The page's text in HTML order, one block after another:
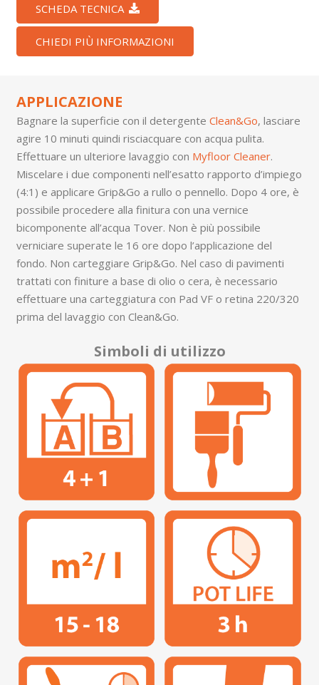
SCHEDA TECNICA
CHIEDI PIÙ INFORMAZIONI
APPLICAZIONE
Bagnare la superficie con il detergente Clean&Go, lasciare
agire 10 minuti quindi risciacquare con acqua pulita.
Effettuare un ulteriore lavaggio con Myfloor Cleaner.
Miscelare i due componenti nell’esatto rapporto d’impiego
(4:1) e applicare Grip&Go a rullo o pennello. Dopo 4 ore, è
possibile procedere alla finitura con una vernice
bicomponente all’acqua Tover. Non è più possibile
verniciare superate le 16 ore dopo l’applicazione del
fondo. Non carteggiare Grip&Go. Nel caso di pavimenti
trattati con finiture a base di olio o cera, è necessario
effettuare una carteggiatura con Pad VF o retina 220/320
prima del lavaggio con Clean&Go.
Simboli di utilizzo